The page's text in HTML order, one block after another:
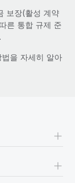
끌면서, 기업들
보다 중요해졌습
의...
보장(활성 계약
른 통합 규제 준
을 자세히 알아
+
+